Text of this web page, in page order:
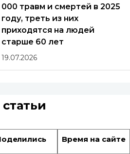
000 травм и смертей в 2025
году, треть из них
приходятся на людей
старше 60 лет
19.07.2026
Время на сайте